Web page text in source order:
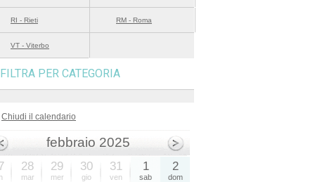
RI - Rieti RM - Roma
VT - Viterbo
FILTRA PER CATEGORIA
Chiudi il calendario
febbraio 2025
28
mar
29
mer
30
gio
31
ven
1
sab
2
dom